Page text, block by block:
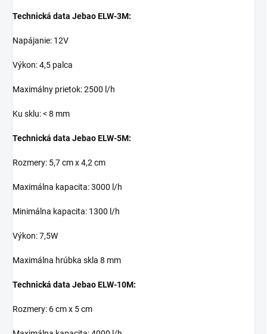
Technická data Jebao ELW-3M:
Napájanie: 12V
Výkon: 4,5 palca
Maximálny prietok: 2500 l/h
Ku sklu: < 8 mm
Technická data Jebao ELW-5M:
Rozmery: 5,7 cm x 4,2 cm
Maximálna kapacita: 3000 l/h
Minimálna kapacita: 1300 l/h
Výkon: 7,5W
Maximálna hrúbka skla 8 mm
Technická data Jebao ELW-10M:
Rozmery: 6 cm x 5 cm